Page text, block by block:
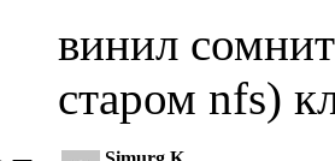
винил
старом nfs)